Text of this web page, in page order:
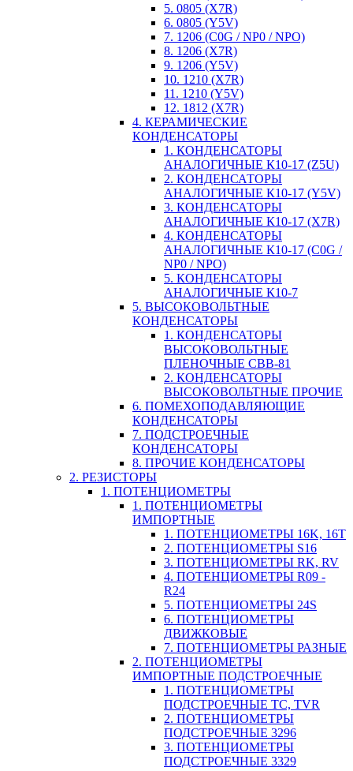
5. 0805 (X7R)
6. 0805 (Y5V)
7. 1206 (C0G / NP0 / NPO)
8. 1206 (X7R)
9. 1206 (Y5V)
10. 1210 (X7R)
11. 1210 (Y5V)
12. 1812 (X7R)
4. КЕРАМИЧЕСКИЕ
КОНДЕНСАТОРЫ
1. КОНДЕНСАТОРЫ
АНАЛОГИЧНЫЕ К10-17 (Z5U)
2. КОНДЕНСАТОРЫ
АНАЛОГИЧНЫЕ К10-17 (Y5V)
3. КОНДЕНСАТОРЫ
АНАЛОГИЧНЫЕ К10-17 (X7R)
4. КОНДЕНСАТОРЫ
АНАЛОГИЧНЫЕ К10-17 (C0G /
NP0 / NPO)
5. КОНДЕНСАТОРЫ
АНАЛОГИЧНЫЕ К10-7
5. ВЫСОКОВОЛЬТНЫЕ
КОНДЕНСАТОРЫ
1. КОНДЕНСАТОРЫ
ВЫСОКОВОЛЬТНЫЕ
ПЛЕНОЧНЫЕ CBB-81
2. КОНДЕНСАТОРЫ
ВЫСОКОВОЛЬТНЫЕ ПРОЧИЕ
6. ПОМЕХОПОДАВЛЯЮЩИЕ
КОНДЕНСАТОРЫ
7. ПОДСТРОЕЧНЫЕ
КОНДЕНСАТОРЫ
8. ПРОЧИЕ КОНДЕНСАТОРЫ
2. РЕЗИСТОРЫ
1. ПОТЕНЦИОМЕТРЫ
1. ПОТЕНЦИОМЕТРЫ
ИМПОРТНЫЕ
1. ПОТЕНЦИОМЕТРЫ 16K, 16T
2. ПОТЕНЦИОМЕТРЫ S16
3. ПОТЕНЦИОМЕТРЫ RK, RV
4. ПОТЕНЦИОМЕТРЫ R09 -
R24
5. ПОТЕНЦИОМЕТРЫ 24S
6. ПОТЕНЦИОМЕТРЫ
ДВИЖКОВЫЕ
7. ПОТЕНЦИОМЕТРЫ РАЗНЫЕ
2. ПОТЕНЦИОМЕТРЫ
ИМПОРТНЫЕ ПОДСТРОЕЧНЫЕ
1. ПОТЕНЦИОМЕТРЫ
ПОДСТРОЕЧНЫЕ TC, TVR
2. ПОТЕНЦИОМЕТРЫ
ПОДСТРОЕЧНЫЕ 3296
3. ПОТЕНЦИОМЕТРЫ
ПОДСТРОЕЧНЫЕ 3329